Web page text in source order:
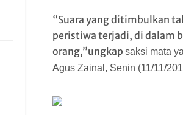
“Suara yang ditimbulkan
peristiwa terjadi, di dalam
orang,”ungkap saksi mata
AgusZainal, Senin (11/11/